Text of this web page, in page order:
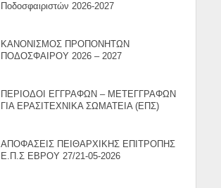
Ποδοσφαιριστών 2026-2027
ΚΑΝΟΝΙΣΜΟΣ ΠΡΟΠΟΝΗΤΩΝ
ΠΟΔΟΣΦΑΙΡΟΥ 2026 – 2027
ΠΕΡΙΟΔΟΙ ΕΓΓΡΑΦΩΝ – ΜΕΤΕΓΓΡΑΦΩΝ
ΓΙΑ ΕΡΑΣΙΤΕΧΝΙΚΑ ΣΩΜΑΤΕΙΑ (ΕΠΣ)
ΑΠΟΦΑΣΕΙΣ ΠΕΙΘΑΡΧΙΚΗΣ ΕΠΙΤΡΟΠΗΣ
Ε.Π.Σ ΕΒΡΟΥ 27/21-05-2026